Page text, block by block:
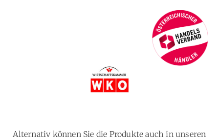
Alternativ können Sie die Produkte auch in unseren